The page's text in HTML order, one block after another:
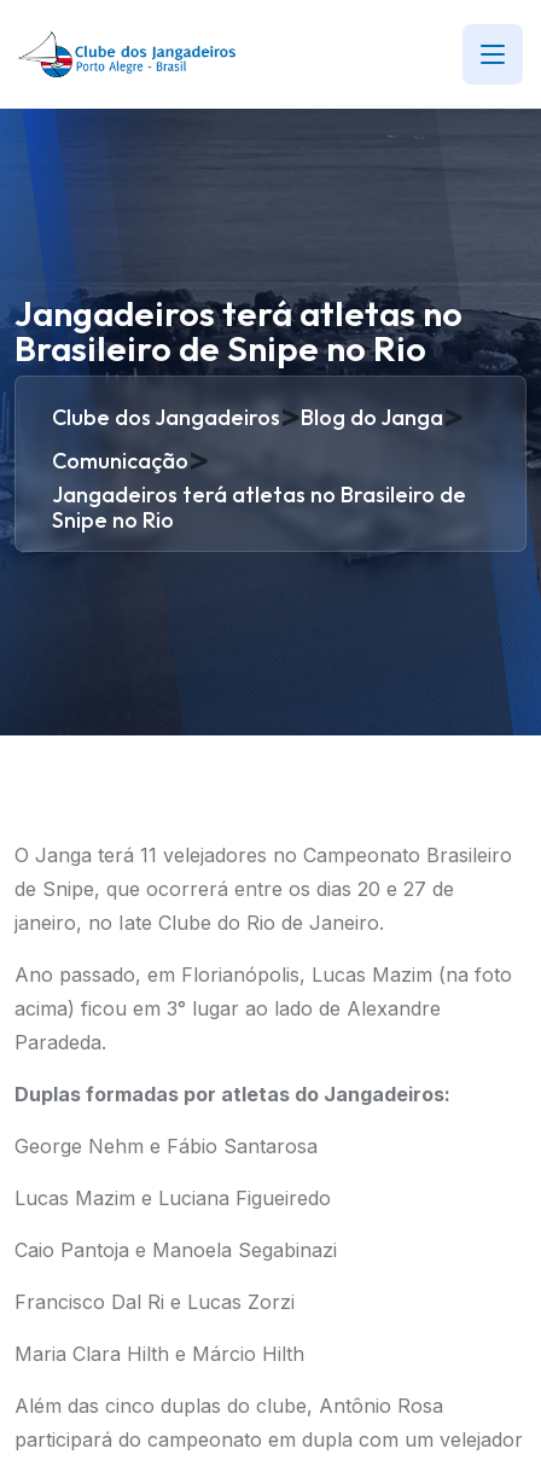
Jangadeiros terá atletas no
Brasileiro de Snipe no Rio
Clube dos Jangadeiros>Blog do Janga>
Comunicação>
Jangadeiros terá atletas no Brasileiro de
Snipe no Rio
O Janga terá 11 velejadores no Campeonato Brasileiro
de Snipe, que ocorrerá entre os dias 20 e 27 de
janeiro, no Iate Clube do Rio de Janeiro.
Ano passado, em Florianópolis, Lucas Mazim (na foto
acima) ficou em 3° lugar ao lado de Alexandre
Paradeda.
Duplas formadas por atletas do Jangadeiros:
George Nehm e Fábio Santarosa
Lucas Mazim e Luciana Figueiredo
Caio Pantoja e Manoela Segabinazi
Francisco Dal Ri e Lucas Zorzi
Maria Clara Hilth e Márcio Hilth
Além das cinco duplas do clube, Antônio Rosa
participará do campeonato em dupla com um velejador